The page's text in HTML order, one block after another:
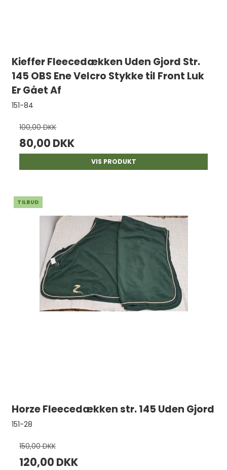
Kieffer Fleecedækken Uden Gjord Str.
145 OBS Ene Velcro Stykke til Front Luk
Er Gået Af
151-84
100,00 DKK
80,00 DKK
VIS PRODUKT
TILBUD
Horze Fleecedækken str. 145 Uden Gjord
151-28
150,00 DKK
120,00 DKK